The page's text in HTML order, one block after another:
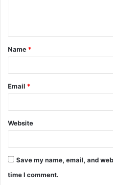
t
*
Name *
Email *
Website
Save my name, email, and
time I comment.